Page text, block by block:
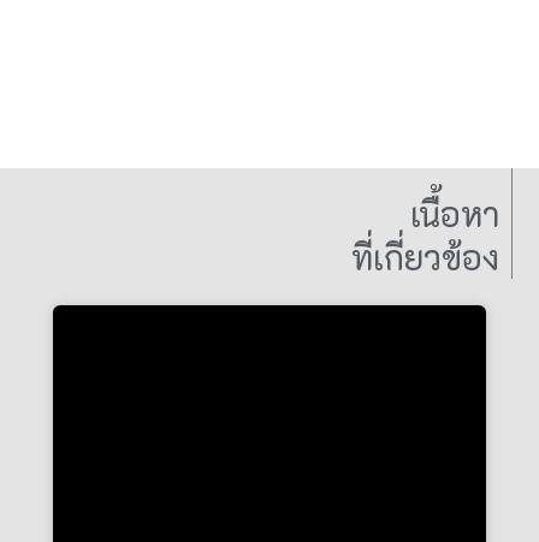
เนื้อหา
ที่เกี่ยวข้อง